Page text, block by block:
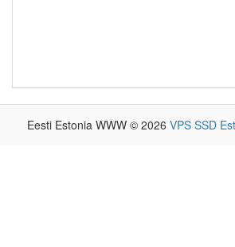
Eesti Estonia WWW © 2026 VPS SSD